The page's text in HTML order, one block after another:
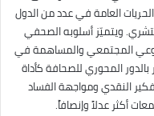
العامة في عدد من الدول
ويتميّز أسلوبه الصحفي
الوعي المجتمعي والمساهمة في
المحوري للصحافة كأداة
النقدي ومواجهة الفساد
أكثر عدلاً وإنصافاً.